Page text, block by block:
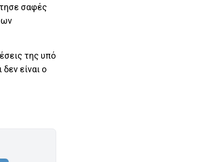
σαφές
της υπό
είναι ο